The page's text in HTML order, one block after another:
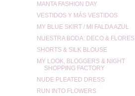
MANTA FASHION DAY
VESTIDOS Y MÁS VESTIDOS
MY BLUE SKIRT / MI FALDA AZUL
NUESTRA BODA: DECO & FLORES
SHORTS & SILK BLOUSE
MY LOOK, BLOGGERS & NIGHT
SHOPPING FACTORY
NUDE PLEATED DRESS
RUN INTO FLOWERS